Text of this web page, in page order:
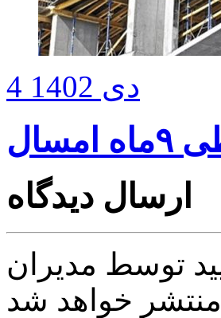
4 دی 1402
ارسال دیدگاه
توسط مدیران